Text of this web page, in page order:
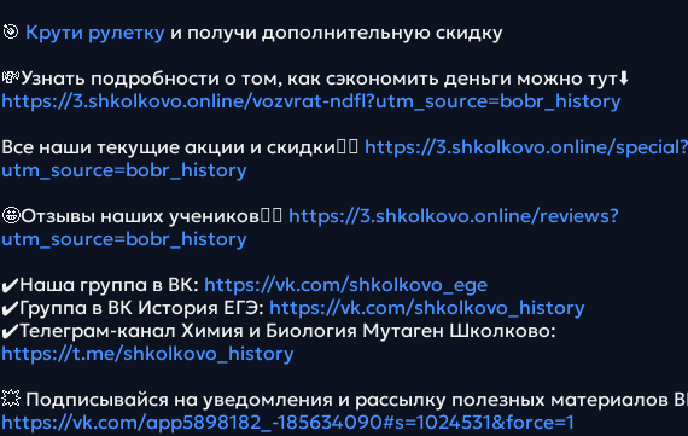
🎯 Крути рулетку и получи дополнительную скидку
💸Узнать подробности о том, как сэкономить деньги можно тут⬇️
https://3.shkolkovo.online/vozvrat-ndfl?utm_source=bobr_history
Все наши текущие акции и скидки👉🏻 https://3.shkolkovo.online/special?
utm_source=bobr_history
🤩Отзывы наших учеников👉🏻 https://3.shkolkovo.online/reviews?
utm_source=bobr_history
✔️Наша группа в ВК: https://vk.com/shkolkovo_ege
✔️Группа в ВК История ЕГЭ: https://vk.com/shkolkovo_history
✔️Телеграм-канал Химия и Биология Мутаген Школково:
https://t.me/shkolkovo_history
💥 Подписывайся на уведомления и рассылку полезных материалов
https://vk.com/app5898182_-185634090#s=1024531&force=1